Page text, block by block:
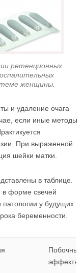
ретенционных
женщины.
и удаление очага
если иные методы
При выраженной
шейки матки.
в таблице.
в форме свечей
у будущих
беременности.
Побочные
эффекты